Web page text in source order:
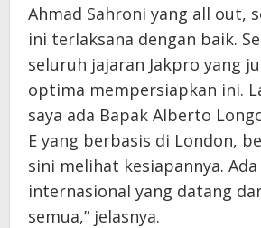
Ahmad Sahroni yang all out,
ini terlaksana dengan baik.
seluruh jajaran Jakpro yang
optima mempersiapkan ini.
saya ada Bapak Alberto
E yang berbasis di London,
sini melihat kesiapannya.
internasional yang datang
semua,” jelasnya.